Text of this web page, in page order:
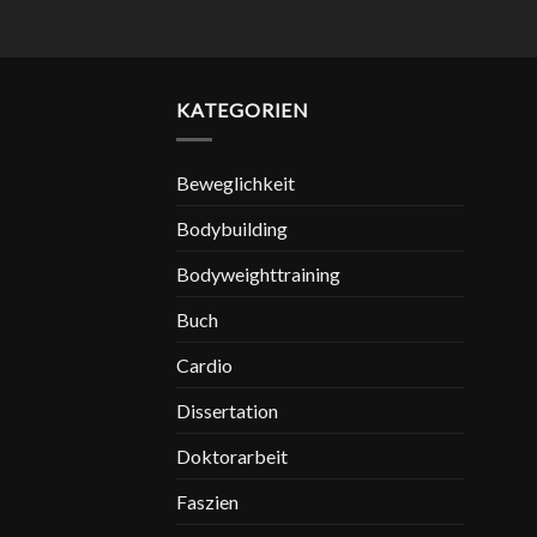
KATEGORIEN
Beweglichkeit
Bodybuilding
Bodyweighttraining
Buch
Cardio
Dissertation
Doktorarbeit
Faszien